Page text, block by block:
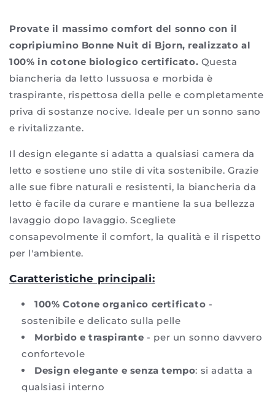
cotone
cotone
Provate il massimo comfort del sonno con il
copripiumino Bonne Nuit di Bjorn, realizzato al
100% in cotone biologico certificato. Questa
biancheria da letto lussuosa e morbida è
traspirante, rispettosa della pelle e completamente
priva di sostanze nocive. Ideale per un sonno sano
e rivitalizzante.
Il design elegante si adatta a qualsiasi camera da
letto e sostiene uno stile di vita sostenibile. Grazie
alle sue fibre naturali e resistenti, la biancheria da
letto è facile da curare e mantiene la sua bellezza
lavaggio dopo lavaggio. Scegliete
consapevolmente il comfort, la qualità e il rispetto
per l'ambiente.
Caratteristiche principali:
100% Cotone organico certificato -
sostenibile e delicato sulla pelle
Morbido e traspirante - per un sonno davvero
confortevole
Design elegante e senza tempo: si adatta a
qualsiasi interno